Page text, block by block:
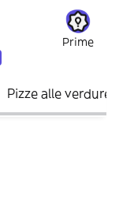
Prime
Pizze alle verdure